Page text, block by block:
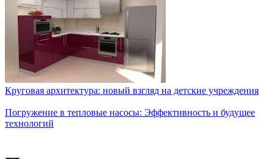
Круговая архитектура: новый взгляд на детские учреждения
Погружение в тепловые насосы: Эффективность и будущее
технологий